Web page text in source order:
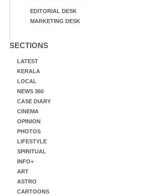
EDITORIAL DESK
MARKETING DESK
SECTIONS
LATEST
KERALA
LOCAL
NEWS 360
CASE DIARY
CINEMA
OPINION
PHOTOS
LIFESTYLE
SPIRITUAL
INFO+
ART
ASTRO
CARTOONS